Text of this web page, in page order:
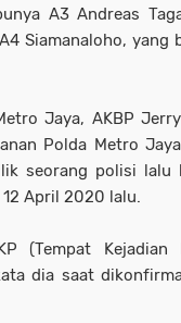
A3 Andreas
Siamanaloho, yang
Jaya, AKBP
Polda Metro
seorang polisi lalu
April 2020 lalu.
(Tempat Kejadian
dia saat